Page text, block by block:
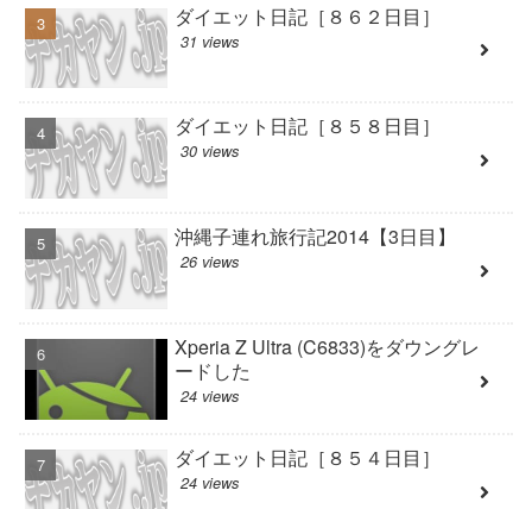
ダイエット日記［８６２日目］
31 views
ダイエット日記［８５８日目］
30 views
沖縄子連れ旅行記2014【3日目】
26 views
Xperia Z Ultra (C6833)をダウングレ
ードした
24 views
ダイエット日記［８５４日目］
24 views